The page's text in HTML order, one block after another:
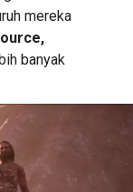
mereka
banyak